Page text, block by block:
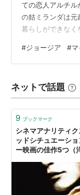
ての恋人アルチ
の姑ミランダは元
暮らしができなく
れは文化人が観る
らそうでもない
いかと思いました
人もいて、そち
のだなと痛感す
#ジョージア #
ネットで話題
9 ブックマーク
シネマアナリティ
ッドシチュエーシ
ー映画の佳作5つ（
いブログ